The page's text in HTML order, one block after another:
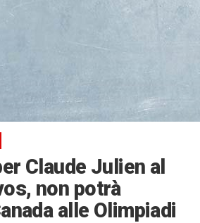
Claude Julien al
non potrà
alle Olimpiadi